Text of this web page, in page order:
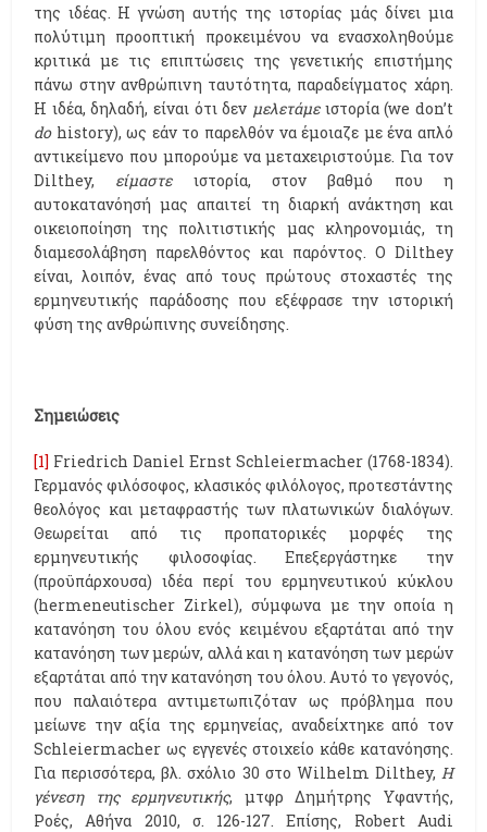
της ιδέας. Η γνώση αυτής της ιστορίας μάς δίνει μια
πολύτιμη προοπτική προκειμένου να ενασχοληθούμε
κριτικά με τις επιπτώσεις της γενετικής επιστήμης
πάνω στην ανθρώπινη ταυτότητα, παραδείγματος χάρη.
Η ιδέα, δηλαδή, είναι ότι δεν μελετάμειστορία (we don’t
dohistory), ως εάν το παρελθόν να έμοιαζε με ένα απλό
αντικείμενο που μπορούμε να μεταχειριστούμε. Για τον
Dilthey, είμαστειστορία, στον βαθμό που η
αυτοκατανόησή μας απαιτεί τη διαρκή ανάκτηση και
οικειοποίηση της πολιτιστικής μας κληρονομιάς, τη
διαμεσολάβηση παρελθόντος και παρόντος. Ο Dilthey
είναι, λοιπόν, ένας από τους πρώτους στοχαστές της
ερμηνευτικής παράδοσης που εξέφρασε την ιστορική
φύση της ανθρώπινης συνείδησης.
Σημειώσεις
[1] Friedrich Daniel Ernst Schleiermacher (1768-1834).
Γερμανός φιλόσοφος, κλασικός φιλόλογος, προτεστάντης
θεολόγος και μεταφραστής των πλατωνικών διαλόγων.
Θεωρείται από τις προπατορικές μορφές της
ερμηνευτικής φιλοσοφίας. Επεξεργάστηκε την
(προϋπάρχουσα) ιδέα περί του ερμηνευτικού κύκλου
(hermeneutischer Zirkel), σύμφωνα με την οποία η
κατανόηση του όλου ενός κειμένου εξαρτάται από την
κατανόηση των μερών, αλλά και η κατανόηση των μερών
εξαρτάται από την κατανόηση του όλου. Αυτό το γεγονός,
που παλαιότερα αντιμετωπιζόταν ως πρόβλημα που
μείωνε την αξία της ερμηνείας, αναδείχτηκε από τον
Schleiermacher ως εγγενές στοιχείο κάθε κατανόησης.
Για περισσότερα, βλ. σχόλιο 30 στο Wilhelm Dilthey, Η
γένεση της ερμηνευτικής, μτφρ Δημήτρης Υφαντής,
Ροές, Αθήνα 2010, σ. 126-127. Επίσης, Robert Audi